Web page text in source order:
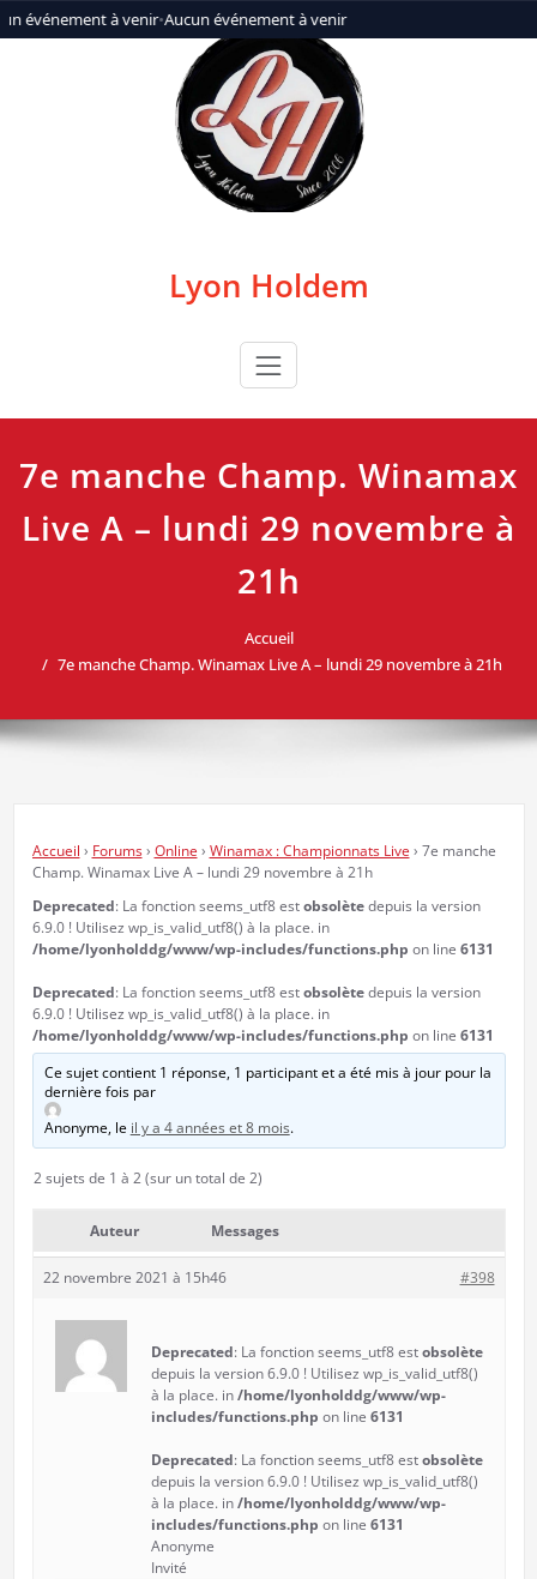
événement à venir•Aucun événement à venir
Aller
au
Lyon Holdem
7e manche Champ. Winamax
Live A – lundi 29 novembre à
21h
Accueil
7e manche Champ. Winamax Live A – lundi 29 novembre à 21h
Accueil › Forums › Online › Winamax : Championnats Live › 7e manche
Champ. Winamax Live A – lundi 29 novembre à 21h
Deprecated: La fonction seems_utf8 estobsolètedepuis la version
6.9.0 ! Utilisez wp_is_valid_utf8() à la place. in
/home/lyonholddg/www/wp-includes/functions.php on line 6131
Deprecated: La fonction seems_utf8 estobsolètedepuis la version
6.9.0 ! Utilisez wp_is_valid_utf8() à la place. in
/home/lyonholddg/www/wp-includes/functions.php on line 6131
Ce sujet contient 1 réponse, 1 participant et a été mis à jour pour la
dernière fois par
Anonyme, le il y a 4 années et 8 mois.
2 sujets de 1 à 2 (sur un total de 2)
Auteur Messages
22 novembre 2021 à 15h46 #398
Deprecated: La fonction seems_utf8 estobsolète
depuis la version 6.9.0 ! Utilisez wp_is_valid_utf8()
à la place. in/home/lyonholddg/www/wp-
includes/functions.php on line 6131
Deprecated: La fonction seems_utf8 estobsolète
depuis la version 6.9.0 ! Utilisez wp_is_valid_utf8()
à la place. in/home/lyonholddg/www/wp-
includes/functions.php on line 6131
Anonyme
Invité